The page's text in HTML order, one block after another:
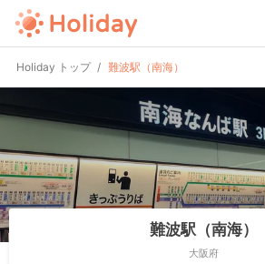
Holiday トップ 難波駅（南海）
難波駅（南海）
大阪府